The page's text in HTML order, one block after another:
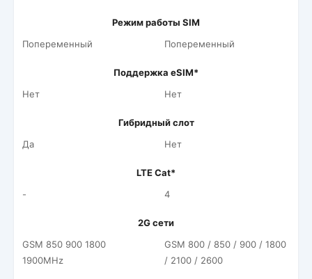
Режим работы SIM
Попеременный
Попеременный
Поддержка eSIM*
Нет
Нет
Гибридный слот
Да
Нет
LTE Cat*
-
4
2G сети
GSM 850 900 1800
1900MHz
GSM 800 / 850 / 900 / 1800
/ 2100 / 2600